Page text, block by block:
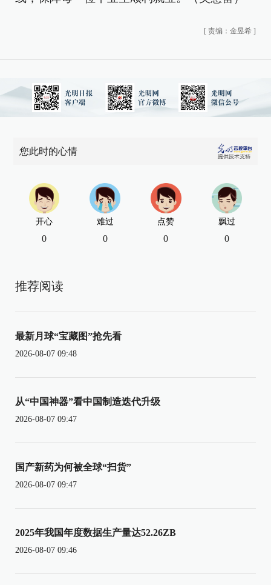
[ 责编：金昱希 ]
您此时的心情
开心
0
难过
0
点赞
0
飘过
0
推荐阅读
最新月球“宝藏图”抢先看
2026-08-07 09:48
从“中国神器”看中国制造迭代升级
2026-08-07 09:47
国产新药为何被全球“扫货”
2026-08-07 09:47
2025年我国年度数据生产量达52.26ZB
2026-08-07 09:46